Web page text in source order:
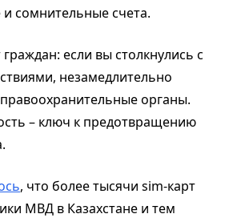
и сомнительные счета.
если вы столкнулись с
незамедлительно
органы.
– ключ к предотвращению
, что более тысячи sim-карт
МВД в Казахстане и тем